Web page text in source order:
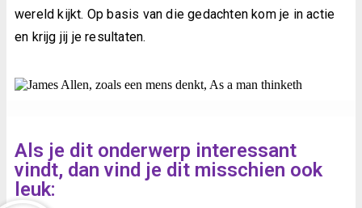
wereld kijkt. Op basis van die gedachten kom je in actie
en krijg jij je resultaten.
Als je dit onderwerp interessant
vindt, dan vind je dit misschien ook
leuk: